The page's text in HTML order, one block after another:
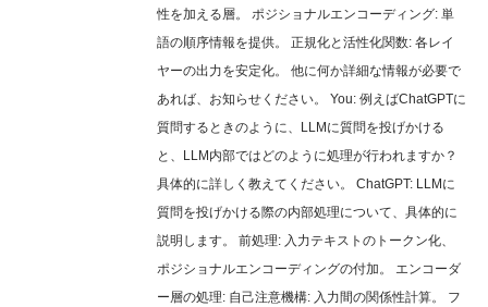
性を加える層。 ポジショナルエンコーディング: 単
語の順序情報を提供。 正規化と活性化関数: 各レイ
ヤーの出力を安定化。 他に何か詳細な情報が必要で
あれば、お知らせください。 You: 例えばChatGPTに
質問するときのように、LLMに質問を投げかける
と、LLM内部ではどのように処理が行われますか？
具体的に詳しく教えてください。 ChatGPT: LLMに
質問を投げかける際の内部処理について、具体的に
説明します。 前処理: 入力テキストのトークン化、
ポジショナルエンコーディングの付加。 エンコーダ
ー層の処理: 自己注意機構: 入力間の関係性計算。 フ